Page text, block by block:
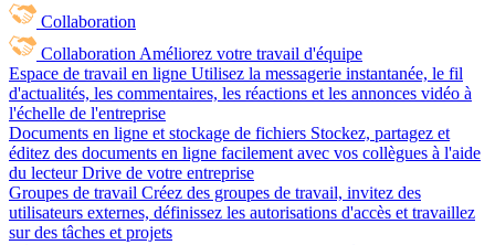
Collaboration
Collaboration Améliorez votre travail d'équipe
Espace de travail en ligne Utilisez la messagerie instantanée, le fil
d'actualités, les commentaires, les réactions et les annonces vidéo à
l'échelle de l'entreprise
Documents en ligne et stockage de fichiers Stockez, partagez et
éditez des documents en ligne facilement avec vos collègues à l'aide
du lecteur Drive de votre entreprise
Groupes de travail Créez des groupes de travail, invitez des
utilisateurs externes, définissez les autorisations d'accès et travaillez
sur des tâches et projets